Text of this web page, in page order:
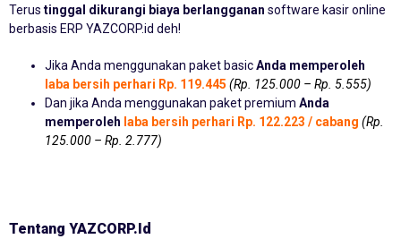
Terus tinggal dikurangi biaya berlangganan software kasir online
berbasis ERP YAZCORP.id deh!
Jika Anda menggunakan paket basicAnda memperoleh
laba bersih perhari Rp. 119.445 (Rp. 125.000 – Rp. 5.555)
Dan jika Anda menggunakan paket premium Anda
memperoleh laba bersih perhari Rp. 122.223 / cabang (Rp.
125.000 – Rp. 2.777)
Tentang YAZCORP.id